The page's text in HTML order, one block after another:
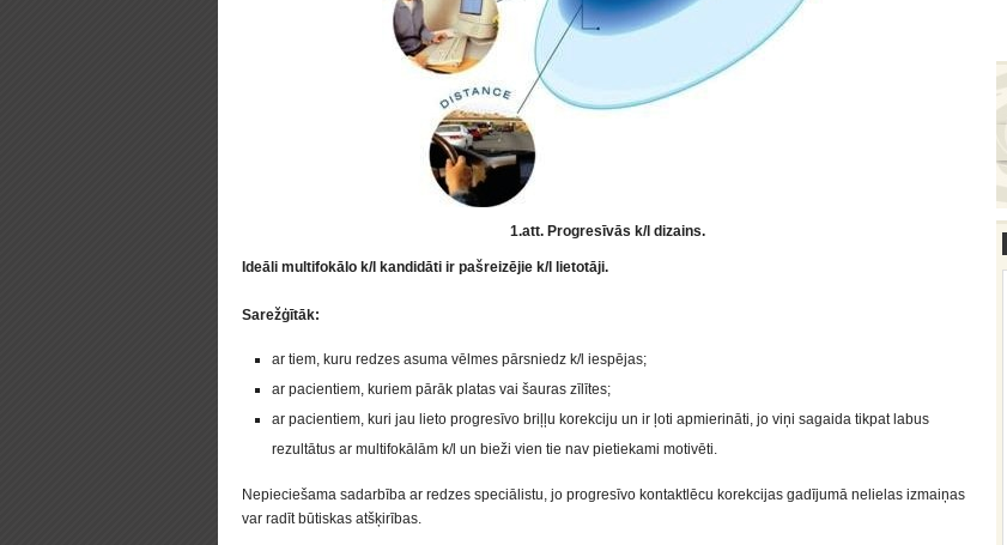
1.att. Progresīvās k/l dizains.
Ideāli multifokālo k/l kandidāti ir pašreizējie k/l lietotāji.
Sarežģītāk:
ar tiem, kuru redzes asuma vēlmes pārsniedz k/l iespējas;
ar pacientiem, kuriem pārāk platas vai šauras zīlītes;
ar pacientiem, kuri jau lieto progresīvo briļļu korekciju un ir ļoti apmierināti, jo viņi sagaida tikpat labus
rezultātus ar multifokālām k/l un bieži vien tie nav pietiekami motivēti.
Nepieciešama sadarbība ar redzes speciālistu, jo progresīvo kontaktlēcu korekcijas gadījumā nelielas izmaiņas
var radīt būtiskas atšķirības.